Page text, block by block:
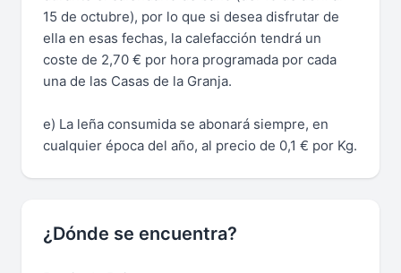
15 de octubre), por lo que si desea disfrutar de
ella en esas fechas, la calefacción tendrá un
coste de 2,70 € por hora programada por cada
una de las Casas de la Granja.
e) La leña consumida se abonará siempre, en
cualquier época del año, al precio de 0,1 € por Kg.
¿Dónde se encuentra?